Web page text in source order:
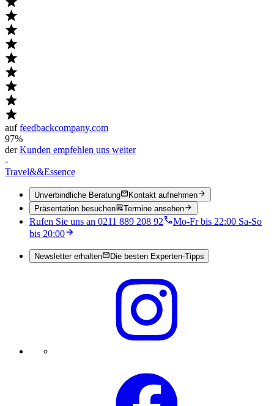
auffeedbackcompany.com
97%
derKunden empfehlen uns weiter
-
Travel&&Essence
Unverbindliche Beratung
Kontakt aufnehmen
Präsentation besuchen
Termine ansehen
Rufen Sie uns an 0211 889 208 92
Mo-Fr bis 22:00 Sa-So
bis 20:00
Newsletter erhalten Die besten Experten-Tipps